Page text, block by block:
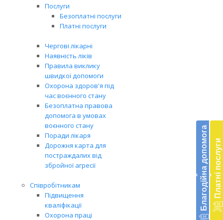
Послуги
Безоплатні послуги
Платні послуги
Чергові лікарні
Наявність ліків
Правила виклику
швидкої допомоги
Охорона здоров'я під
час воєнного стану
Безоплатна правова
допомога в умовах
воєнного стану
Поради лікаря
Дорожня карта для
постраждалих від
збройної агресії
Співробітникам
Підвищення
кваліфікації
Охорона праці
‹ Благодійна допомога ‹ Платні послуги